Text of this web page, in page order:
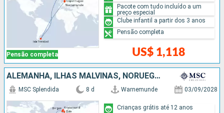
Pensão completa US$ 1,118
Pacote com tudo incluído a um
preço especial
Clube infantil a partir dos 3 anos
Pensão completa
ALEMANHA, ILHAS MALVINAS, NORUEGA, DINAMARCA
MSC Splendida 8 d Warnemunde 03/09/2028
Crianças grátis até 12 anos